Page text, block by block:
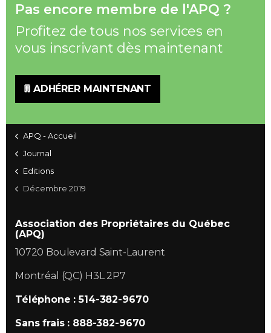
Pas encore membre de l'APQ ?
Profitez de tous nos services en
vous inscrivant dès maintenant
ADHÉRER MAINTENANT
APQ - Accueil
Journal
Editions
Décembre 2019
Association des Propriétaires du Québec
(APQ)
10720 Boulevard Saint-Laurent
Montréal (QC) H3L 2P7
Téléphone : 514-382-9670
Sans frais : 888-382-9670